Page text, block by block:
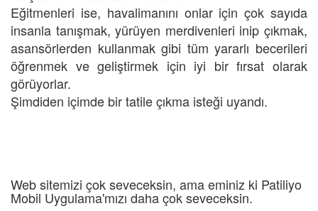
Eğitmenleri ise, havalimanını onlar için çok sayıda
insanla tanışmak, yürüyen merdivenleri inip çıkmak,
asansörlerden kullanmak gibi tüm yararlı becerileri
öğrenmek ve geliştirmek için iyi bir fırsat olarak
görüyorlar.
Şimdiden içimde bir tatile çıkma isteği uyandı.
Web sitemizi çok seveceksin, ama eminiz ki Patiliyo
Mobil Uygulama'mızı daha çok seveceksin.